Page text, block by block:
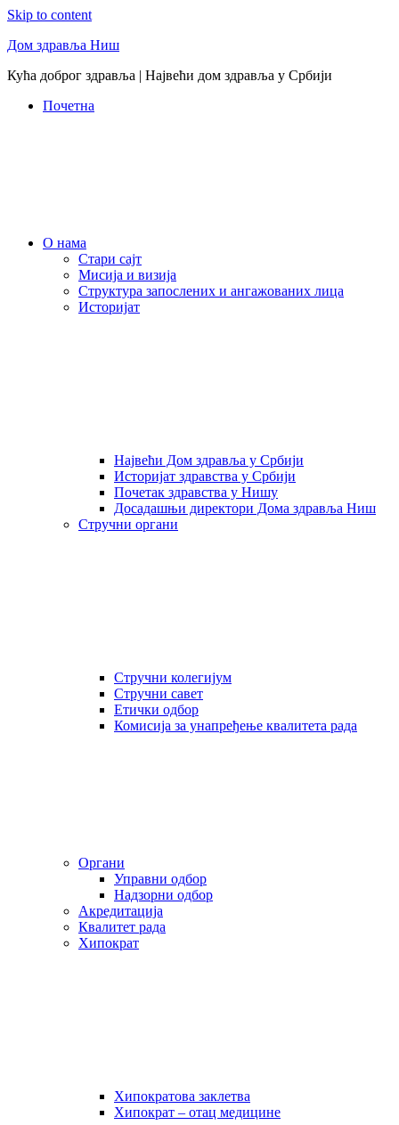
Skip to content
Дом здравља Ниш
Кућа доброг здравља | Највећи дом здравља у Србији
Почетна
О нама
Стари сајт
Мисија и визија
Структура запослених и ангажованих лица
Историјат
Највећи Дом здравља у Србији
Историјат здравства у Србији
Почетак здравства у Нишу
Досадашњи директори Дома здравља Ниш
Стручни органи
Стручни колегијум
Стручни савет
Етички одбор
Комисија за унапређење квалитета рада
Органи
Управни одбор
Надзорни одбор
Акредитација
Квалитет рада
Хипократ
Хипократова заклетва
Хипократ – отац медицине